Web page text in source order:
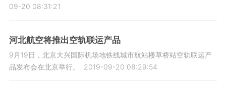
09-20 08:31:21
河北航空将推出空轨联运产品
9月19日，北京大兴国际机场地铁线城市航站楼草桥站空轨联运产
品发布会在北京举行。
2019-09-20 08:29:54